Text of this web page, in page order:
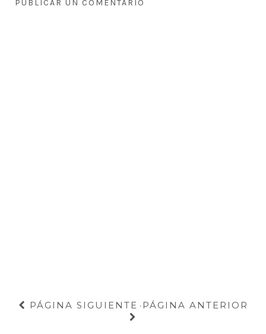
PUBLICAR UN COMENTARIO
PÁGINA SIGUIENTE · PÁGINA ANTERIOR